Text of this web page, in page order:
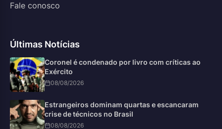
Fale conosco
Últimas Notícias
Coronel é condenado por livro com críticas ao
Exército
08/08/2026
Estrangeiros dominam quartas e escancaram
crise de técnicos no Brasil
08/08/2026